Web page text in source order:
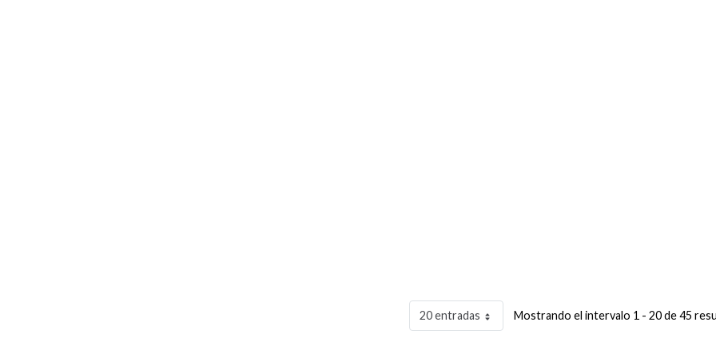
20 entradas Mostrando el intervalo 1 - 20 de 45